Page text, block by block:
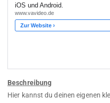
Beschreibung
Hier kannst du deinen eigenen